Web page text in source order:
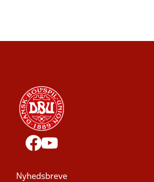
Nyhedsbreve